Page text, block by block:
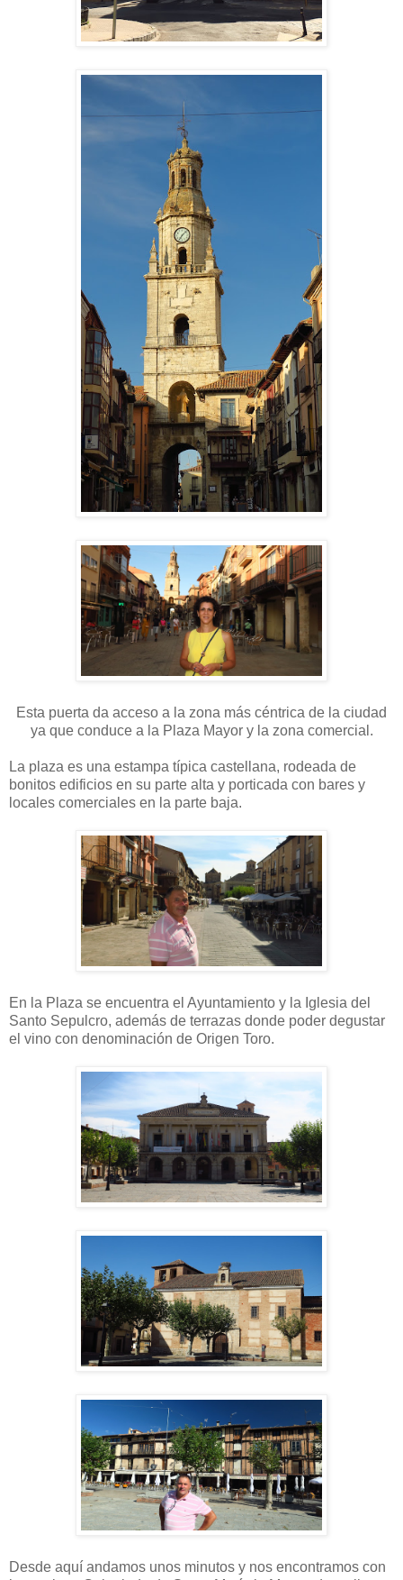
Esta puerta da acceso a la zona más céntrica de la ciudad
ya que conduce a la Plaza Mayor y la zona comercial.
La plaza es una estampa típica castellana, rodeada de
bonitos edificios en su parte alta y porticada con bares y
locales comerciales en la parte baja.
En la Plaza se encuentra el Ayuntamiento y la Iglesia del
Santo Sepulcro, además de terrazas donde poder degustar
el vino con denominación de Origen Toro.
Desde aquí andamos unos minutos y nos encontramos con